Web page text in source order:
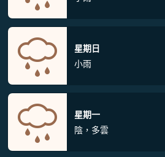
星期日
小雨
星期一
陰，多雲